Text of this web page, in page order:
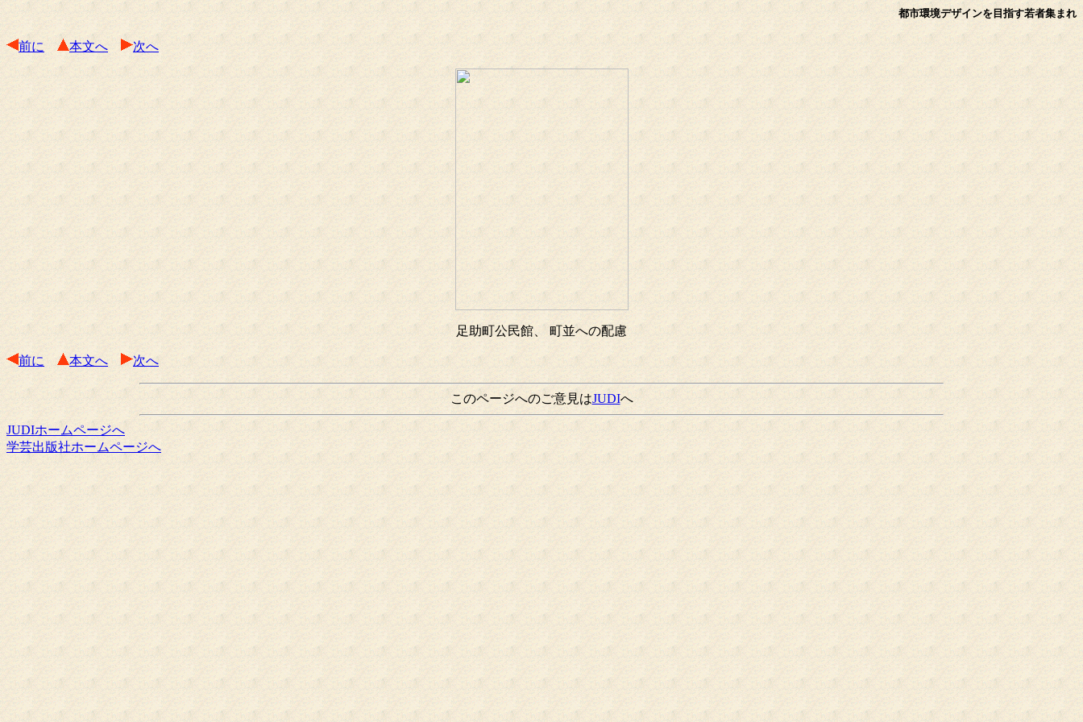
都市環境デザインを目指す若者集まれ
前に 本文へ 次へ
足助町公民館、 町並への配慮
前に 本文へ 次へ
このページへのご意見はJUDIへ
JUDIホームページへ
学芸出版社ホームページへ